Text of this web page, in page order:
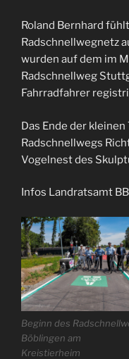
Roland Bernhard
Radschnellwegnetz
wurden auf dem im
Radschnellweg
Fahrradfahrer
Das Ende der
Radschnellwegs
Vogelnest des
Infos Landratsamt
Beginn des
Böblingen am
Kreistierheim